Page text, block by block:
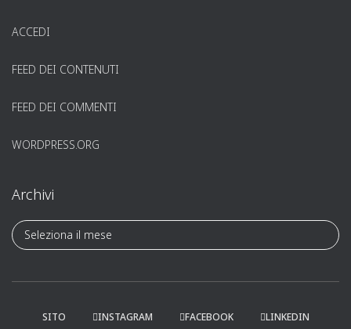
ACCEDI
FEED DEI CONTENUTI
FEED DEI COMMENTI
WORDPRESS.ORG
Archivi
A
r
h
SITO INSTAGRAM FACEBOOK LINKEDIN